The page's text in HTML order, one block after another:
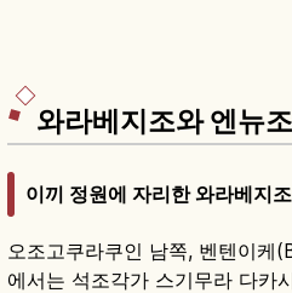
와라베지조와 엔뉴
이끼 정원에 자리한 와라베지조
오조고쿠라쿠인 남쪽, 벤텐이케
에서는 석조각가 스기무라 다카